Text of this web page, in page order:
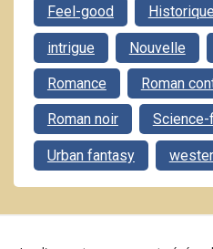
Feel-good Historique
intrigue Nouvelle
Romance Roman
Roman noir
Urban fantasy